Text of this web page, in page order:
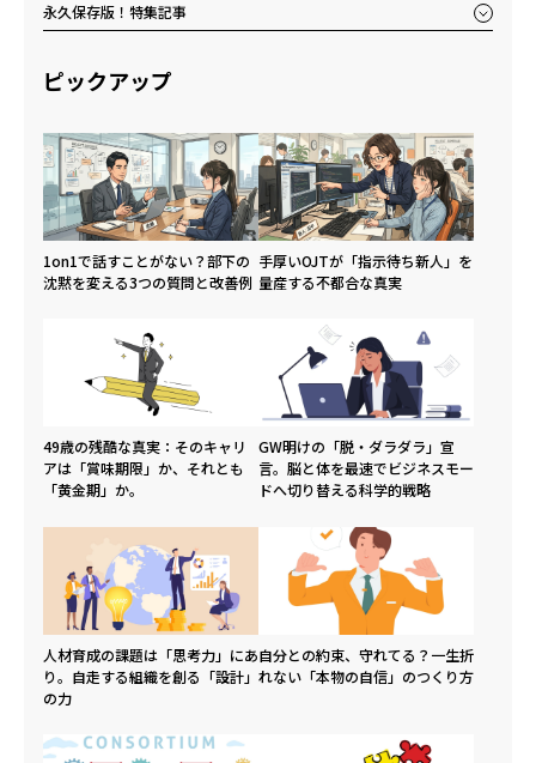
永久保存版！特集記事
ピックアップ
1on1で話すことがない？部下の
沈黙を変える3つの質問と改善例
手厚いOJTが「指示待ち新人」を
量産する不都合な真実
49歳の残酷な真実：そのキャリ
アは「賞味期限」か、それとも
「黄金期」か。
GW明けの「脱・ダラダラ」宣
言。脳と体を最速でビジネスモー
ドへ切り替える科学的戦略
人材育成の課題は「思考力」にあ
り。自走する組織を創る「設計」
の力
自分との約束、守れてる？一生折
れない「本物の自信」のつくり方